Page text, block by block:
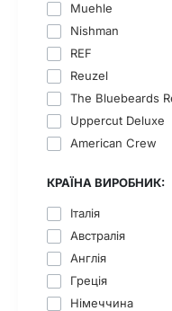
Muehle
Nishman
REF
Reuzel
The Bluebeards
Uppercut Deluxe
American Crew
КРАЇНА ВИРОБНИК:
Італія
Австралія
Англія
Греція
Німеччина